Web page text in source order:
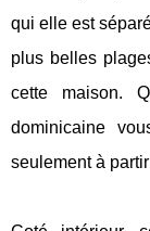
qui elle est
plus belles
cette maison.
dominicaine
seulement à